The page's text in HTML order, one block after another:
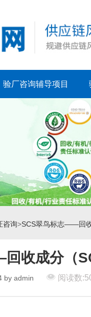
验厂咨询辅导项目
咨询>SCS翠鸟标志——回
收成分（
by admin 阅读数